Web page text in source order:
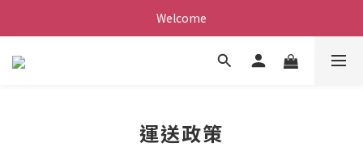
Welcome
運送政策